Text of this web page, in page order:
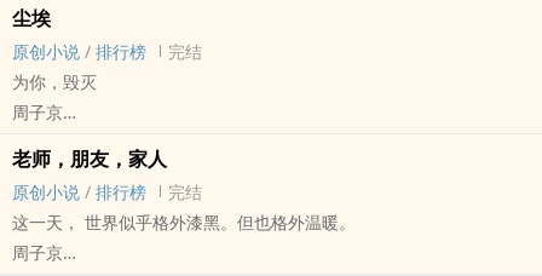
2.攻受性格相反
3.一开始攻讨厌受
4.感情线不慢热，仇人变情人
预计写长篇的，改成中篇了。
完结 - 悲剧 - BE - 强强
他根本没得选，他舍不得蒋青，很舍不得，可不知从何时起，也有了
另一种东西在他心里渐渐萌发，成长，壮大，对了，那是蒋青让他一
见钟情的东西，一个人可以为了另一个人或一群人奋不顾身。
“我们是最好的队！朝我开枪！”
尘埃
原创小说 / 排行榜
完结
为你，毁灭
周子京
原创小说 - 科幻 - BG - 短篇
完结 - 悲剧 - BE - 暗黑
那天下午，木婕丝倒在了刘伤的门口。她穿着一件白色的病人服，长
长的黑发在地板上蜿蜒盘曲，就像一朵雨中的落花、即将消逝在天际
的流星、蝴蝶折断翅膀仍努力振翅而飞、爱神阿芙洛狄忒被钉上十字
老师，朋友，家人
原创小说 / 排行榜
完结
这一天， 世界似乎格外漆黑。但也格外温暖。
周子京